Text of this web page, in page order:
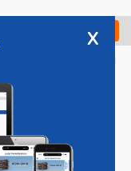
Check in
x